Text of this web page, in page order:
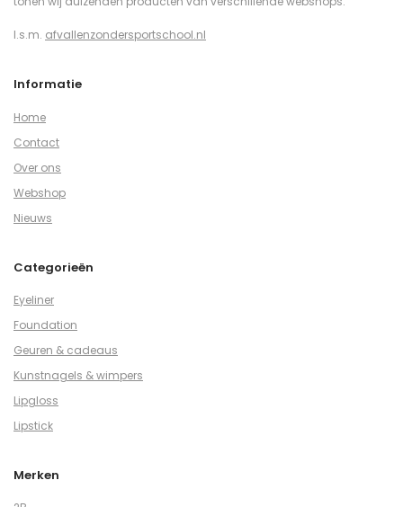
I.s.m. afvallenzondersportschool.nl
Informatie
Home
Contact
Over ons
Webshop
Nieuws
Categorieën
Eyeliner
Foundation
Geuren & cadeaus
Kunstnagels & wimpers
Lipgloss
Lipstick
Merken